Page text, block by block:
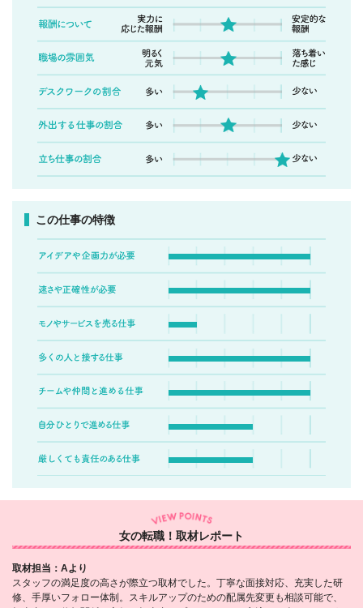
この仕事の特徴
女の転職！取材レポート
取材担当：Aより
スタッフの満足度の高さが際立つ取材でした。丁寧な面接対応、充実した研
修、手厚いフォロー体制。スキルアップのための配属先変更も相談可能で、